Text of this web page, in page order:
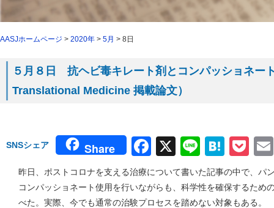
AASJホームページ > 2020年 > 5月 > 8日
５月８日 抗ヘビ毒キレート剤とコンパッショネー
Translational Medicine 掲載論文）
SNSシェア Share Facebook
X Line
昨日、ポストコロナを支える治療について書いた記事の中で、パ
コンパッショネート使用を行いながらも、科学性を確保するため
べた。実際、今でも通常の治験プロセスを踏めない対象もある。